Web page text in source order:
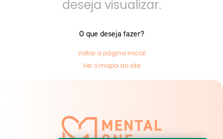
deseja visualizar.
O que deseja fazer?
Voltar a página inicial
Ver o mapa do site